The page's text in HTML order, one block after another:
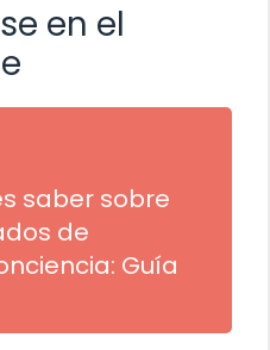
en el
saber sobre
de
Guía